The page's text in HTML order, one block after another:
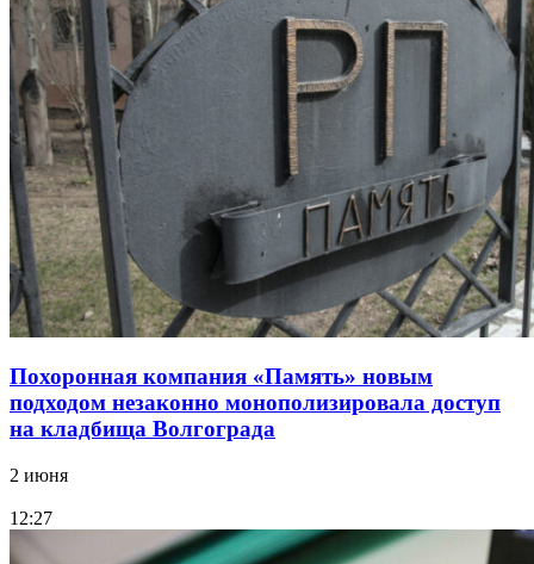
Похоронная компания «Память» новым
подходом незаконно монополизировала доступ
на кладбища Волгограда
2 июня
12:27